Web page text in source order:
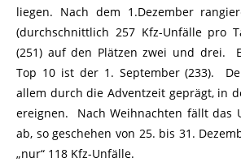
liegen. Nach dem 1.Dezember
(durchschnittlich 257 Kfz-Unfälle pro
(251) auf den Plätzen zwei und drei.
Top 10 ist der 1. September (233).
allem durch die Adventzeit geprägt, in
ereignen. Nach Weihnachten fällt das
ab, so geschehen von 25. bis 31.
„nur“ 118 Kfz-Unfälle.